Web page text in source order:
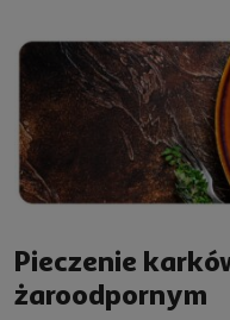
Pieczenie
żaroodpornym